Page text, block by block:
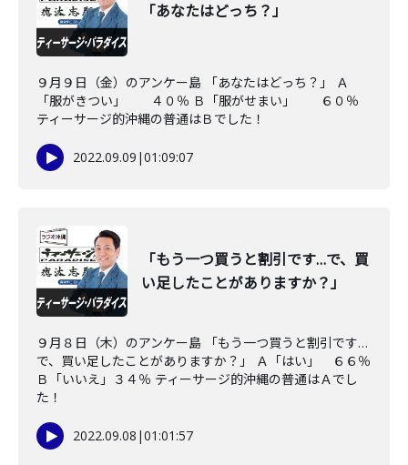
「あなたはどっち？」
９月９日（金）のアンケー島 「あなたはどっち？」 Ａ
「服がきつい」 ４０％ Ｂ「服がせまい」 ６０％
ティーサージ的沖縄の普通はＢでした！
2022.09.09 |01:09:07
「もう一つ買うと割引です…で、買
い足したことがありますか？」
９月８日（木）のアンケー島 「もう一つ買うと割引です…
で、買い足したことがありますか？」 Ａ「はい」 ６６％
Ｂ「いいえ」３４％ ティーサージ的沖縄の普通はＡでし
た！
2022.09.08 |01:01:57